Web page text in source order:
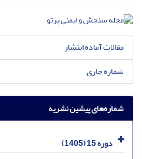
مقالات آماده انتشار
شماره جاری
شماره‌های پیشین نشریه
دوره 15 (1405)